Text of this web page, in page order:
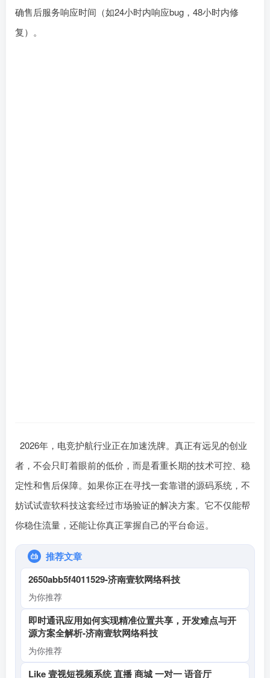
推荐文章
2650abb5f4011529-济南壹软网络科技
为你推荐
即时通讯应用如何实现精准位置共享，开发难点与开
源方案全解析-济南壹软网络科技
为你推荐